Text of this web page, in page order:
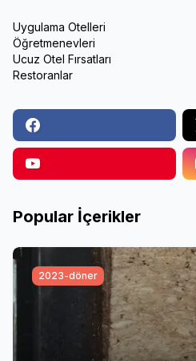
Uygulama Otelleri
Öğretmenevleri
Ucuz Otel Fırsatları
Restoranlar
Popular İçerikler
2023-döner